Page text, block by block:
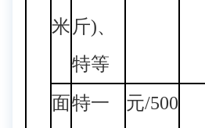
米 斤)、
特等
面特一
元/500